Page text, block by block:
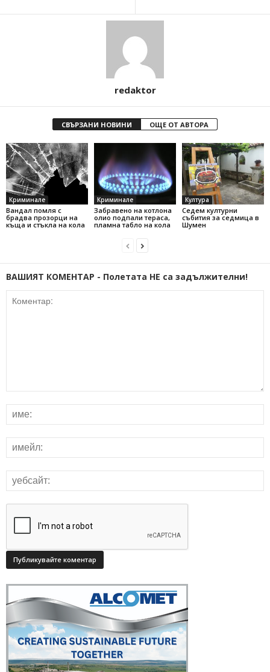
redaktor
СВЪРЗАНИ НОВИНИ ОЩЕ ОТ АВТОРА
Криминале
Вандал помля с
брадва прозорци на
къща и стъкла на кола
Криминале
Забравено на котлона
олио подпали тераса,
пламна табло на кола
Култура
Седем културни
събития за седмица в
Шумен
ВАШИЯТ КОМЕНТАР - Полетата НЕ са задължителни!